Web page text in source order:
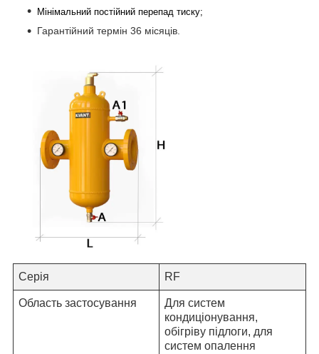
Мінімальний постійний перепад тиску;
Гарантійний термін 36 місяців.
Серія RF
Область застосування
Для систем
кондиціонування,
обігріву підлоги, для
систем опалення